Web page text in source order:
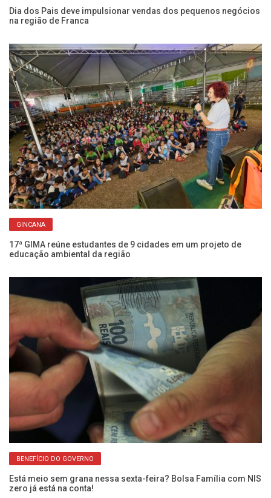
Dia dos Pais deve impulsionar vendas dos pequenos negócios
na região de Franca
GINCANA
17ª GIMA reúne estudantes de 9 cidades em um projeto de
educação ambiental da região
BENEFÍCIO DO GOVERNO
Está meio sem grana nessa sexta-feira? Bolsa Família com NIS
zero já está na conta!